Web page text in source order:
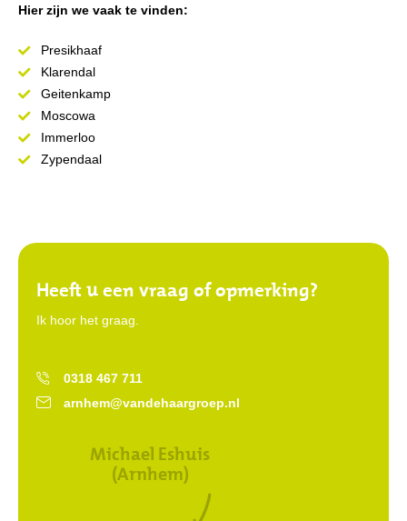
Hier zijn we vaak te vinden:
Presikhaaf
Klarendal
Geitenkamp
Moscowa
Immerloo
Zypendaal
Heeft u een vraag of opmerking?
Ik hoor het graag.
0318 467 711
arnhem@vandehaargroep.nl
Michael Eshuis
(Arnhem)